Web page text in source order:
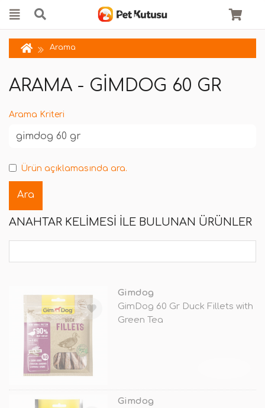
Arama
ARAMA - GIMDOG 60 GR
Arama Kriteri
Ürün açıklamasında ara.
ANAHTAR KELIMESI ILE BULUNAN ÜRÜNLER
Gimdog
GimDog 60 Gr Duck Fillets with
Green Tea
Gimdog